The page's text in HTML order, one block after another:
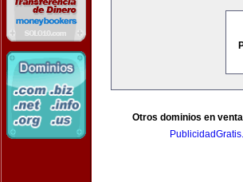
Otros dominios en